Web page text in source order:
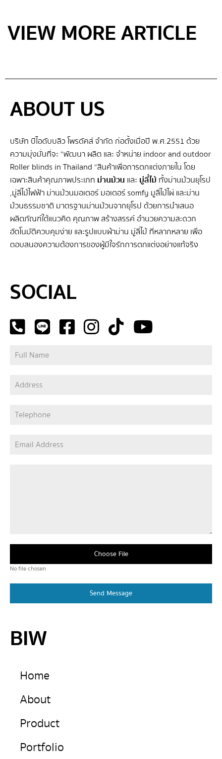
VIEW MORE ARTICLE
ABOUT US
บริษัท บีไอดับบลิว โพรดัคส์ จำกัด ก่อตั้งเมื่อปี พ.ศ.2551 ด้วย
ความมุ่งมั่นที่จะ “พัฒนา ผลิต และ จําหน่าย indoor and outdoor
Roller blinds in Thailand “สินค้าเพื่อการตกแต่งภายใน โดย
เฉพาะสินค้าคุณภาพประเภท ม่านม้วน และ มู่ลี่ไม้ทั้งม่านม้วนยุโรป
,มู่ลี่ไม้ไฟฟ้า ม่านม้วนมอเตอร์ มอเตอร์ somfy มูลี่ไม้ไผ่ และม่าน
ม้วนธรรมชาติ มาตรฐานม่านม้วนจากยุโรป ด้วยการนำเสนอ
ผลิตภัณฑ์ใต้แนวคิด คุณภาพ สร้างสรรค์ อำนวยความสะดวก
อัตโนมัติควบคุมง่าย และรูปแบบผ้าม่าน มู่ลี่ไม้ ที่หลากหลาย เพื่อ
ตอบสนองความต้องการของผู้มีใจรักการตกแต่งอย่างแท้จริง
SOCIAL
Choose File
No file chosen
Send Message
BIW
Home
About
Product
Portfolio